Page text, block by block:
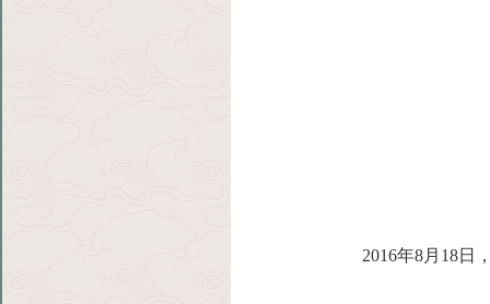
2016年8月18日